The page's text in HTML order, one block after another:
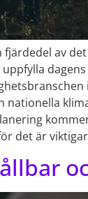
av
det är